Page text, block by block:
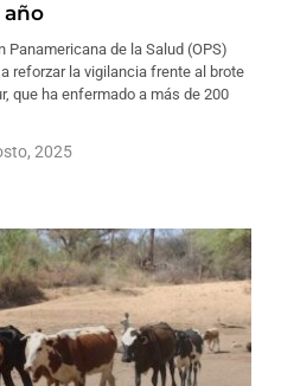
año
Panamericana de la Salud (OPS)
reforzar la vigilancia frente al brote
que ha enfermado a más de 200
2025